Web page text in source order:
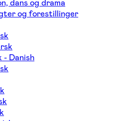
dans og drama
og forestillinger
- Danish